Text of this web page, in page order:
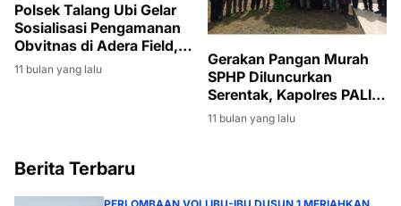
Polsek Talang Ubi Gelar
Sosialisasi Pengamanan
Obvitnas di Adera Field,
Tekankan Kolaborasi
Multi Pihak
11 bulan yang lalu
Gerakan Pangan Murah
SPHP Diluncurkan
Serentak, Kapolres PALI:
Langkah Strategis
Stabilkan Harga dan
11 bulan yang lalu
Berita Terbaru